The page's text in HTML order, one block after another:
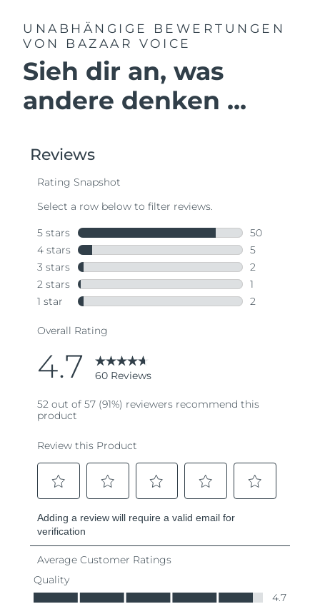
UNABHÄNGIGE BEWERTUNGEN
VON BAZAAR VOICE
Sieh dir an, was
andere denken ...